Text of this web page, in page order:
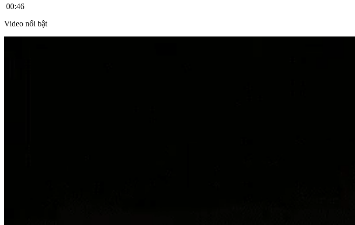
00:46
Video nổi bật